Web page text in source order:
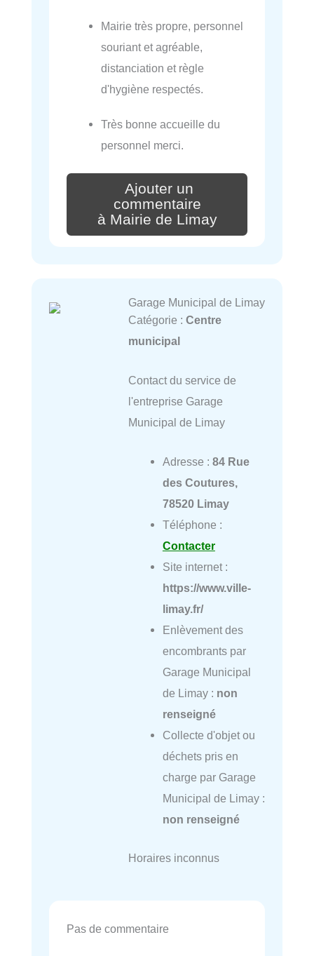
Mairie très propre, personnel
souriant et agréable,
distanciation et règle
d'hygiène respectés.
Très bonne accueille du
personnel merci.
Ajouter un
commentaire
à Mairie de Limay
Garage Municipal de Limay
Catégorie : Centre
municipal
Contact du service de
l'entreprise Garage
Municipal de Limay
Adresse : 84 Rue
des Coutures,
78520 Limay
Téléphone :
Contacter
Site internet :
https://www.ville-
limay.fr/
Enlèvement des
encombrants par
Garage Municipal
de Limay : non
renseigné
Collecte d'objet ou
déchets pris en
charge par Garage
Municipal de Limay :
non renseigné
Horaires inconnus
Pas de commentaire